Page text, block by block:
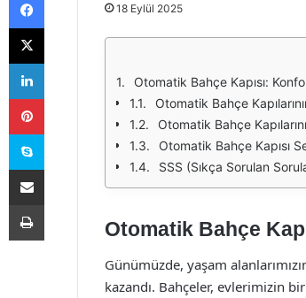
18 Eylül 2025
Otomatik Bahçe Kapısı:
Otomatik Bahçe
Otomatik Bahçe
Otomatik Bahçe Kapısı
SSS (Sıkça Sorulan
Otomatik Bahçe
Günümüzde, yaşam
kazandı. Bahçeler, evlerimizin
X
LinkedIn
Pinterest
Skype
E-Posta ile paylaş